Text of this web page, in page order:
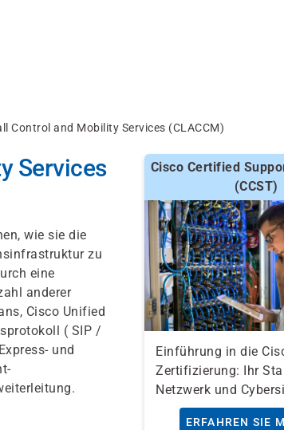
Control and Mobility Services (CLACCM)
Services
wie sie die
zu
eine
anderer
Cisco Unified
( SIP /
und
Cisco Certified
(CCST)
Einführung in die
Zertifizierung: Ihr
Netzwerk und
ERFAHREN SIE